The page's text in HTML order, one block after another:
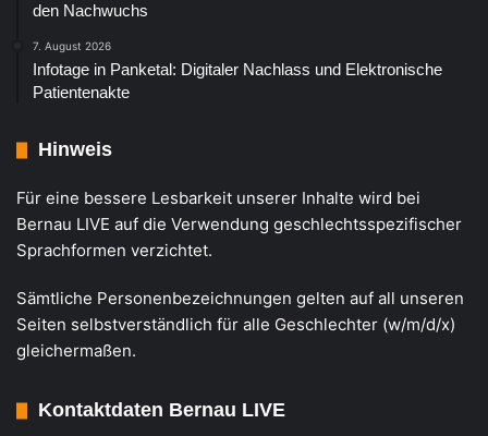
den Nachwuchs
7. August 2026
Infotage in Panketal: Digitaler Nachlass und Elektronische
Patientenakte
Hinweis
Für eine bessere Lesbarkeit unserer Inhalte wird bei
Bernau LIVE auf die Verwendung geschlechtsspezifischer
Sprachformen verzichtet.
Sämtliche Personenbezeichnungen gelten auf all unseren
Seiten selbstverständlich für alle Geschlechter (w/m/d/x)
gleichermaßen.
Kontaktdaten Bernau LIVE